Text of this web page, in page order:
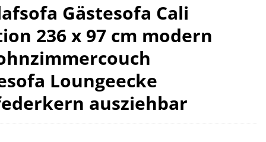
Gästesofa Cali
236 x 97 cm modern
Loungeecke
ausziehbar